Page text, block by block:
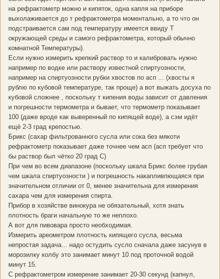
на рефрактометр можно и кипяток, одна капля на приборе
выхолаживается до т рефрактометра моментально, а то что он
подстраивается сам под температуру имеется ввиду Т
окружающей среды и самого рефрактометра, который обычно
комнатной Температуры).
Если нужно измерить крепкий раствор то и калибровать нужно
например по водке или раствору известной спиртуозности,
например на спиртуозности рубки хвостов по асп ... (хвосты я
рублю по кубовой температуре, так проще) а вот выжать досуха по
кубовой сложнее , поскольку т кипения воды зависит от давления
и погрешности термометра и бывает, что термометр показывает
100 (даже вроде как выверенный по кипящей воде), а сэм идёт
ещё 2-3 град крепостью.
Брикс (сахар фильтрованного сусла или сока без мякоти
рефрактометр показывает даже точнее чем асп (асп требует что
бы раствор был чётко 20 град С)
При чем во всем диапазоне (поскольку шкала Брикс более грубая
чем шкала спиртуозности ) и погрешность накапливпющаяся при
значительном отличии от 0, менее значительна для измерения
сахара чем для измерения спирта.
Прибор в хозяйстве винокура не обязательный, хотя знать
плотность браги начальную то же неплохо.
А вот для пивовара просто необходимая.
Измерить ареометром плотность кипящего сусла, весьма
непростая задача... надо остудить сусло сначала даже засунув в
морозилку колбу это занимает минут 10 под проточной водой
минут 15.
С рефрактометром измерение занимает 20-30 секунд (капнул,